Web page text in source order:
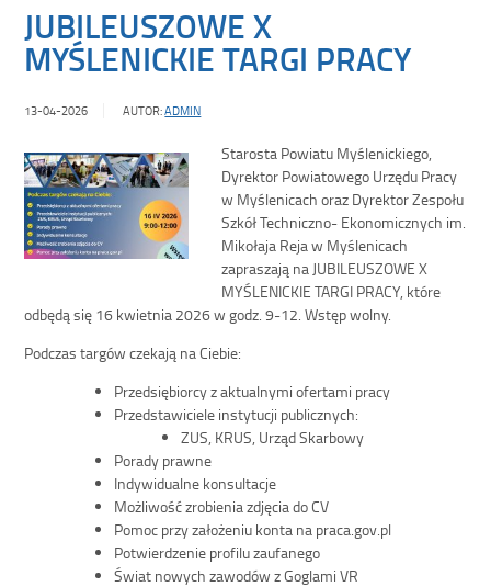
JUBILEUSZOWE X
MYŚLENICKIE TARGI PRACY
13-04-2026 AUTOR:ADMIN
Starosta Powiatu Myślenickiego,
Dyrektor Powiatowego Urzędu Pracy
w Myślenicach oraz Dyrektor Zespołu
Szkół Techniczno- Ekonomicznych im.
Mikołaja Reja w Myślenicach
zapraszają na JUBILEUSZOWE X
MYŚLENICKIE TARGI PRACY, które
odbędą się 16 kwietnia 2026 w godz. 9-12. Wstęp wolny.
Podczas targów czekają na Ciebie:
Przedsiębiorcy z aktualnymi ofertami pracy
Przedstawiciele instytucji publicznych:
ZUS, KRUS, Urząd Skarbowy
Porady prawne
Indywidualne konsultacje
Możliwość zrobienia zdjęcia do CV
Pomoc przy założeniu konta na praca.gov.pl
Potwierdzenie profilu zaufanego
Świat nowych zawodów z Goglami VR